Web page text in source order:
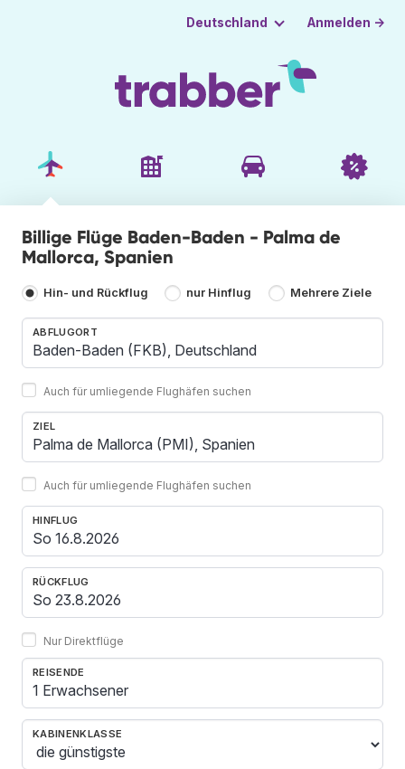
Deutschland Anmelden →
Billige Flüge Baden-Baden - Palma de
Mallorca, Spanien
Hin- und Rückflug nur Hinflug Mehrere Ziele
ABFLUGORT
Auch für umliegende Flughäfen suchen
ZIEL
Auch für umliegende Flughäfen suchen
HINFLUG
RÜCKFLUG
Nur Direktflüge
REISENDE
1 Erwachsener
KABINENKLASSE